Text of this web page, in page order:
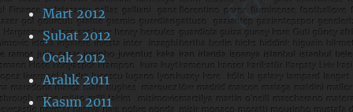
Mart 2012
Şubat 2012
Ocak 2012
Aralık 2011
Kasım 2011